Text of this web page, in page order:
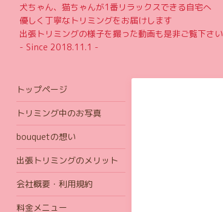
犬ちゃん、猫ちゃんが1番リラックスできる自宅へ
優しく丁寧なトリミングをお届けします
出張トリミングの様子を撮った動画も是非ご覧下さい
- Since 2018.11.1 -
トップページ
トリミング中のお写真
bouquetの想い
出張トリミングのメリット
会社概要・利用規約
料金メニュー